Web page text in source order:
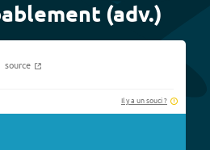
(adv.)
source
Il y a un souci ?